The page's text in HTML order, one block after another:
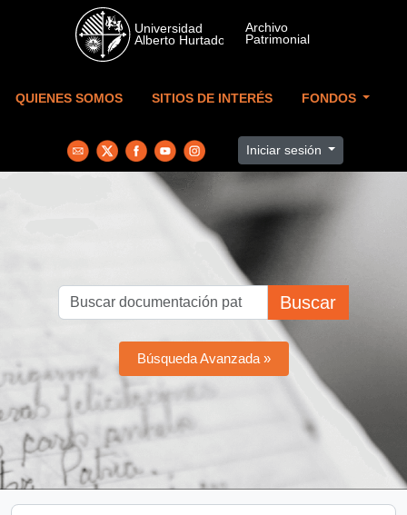
Skip to main content
QUIENES SOMOS SITIOS DE INTERÉS FONDOS
Iniciar sesión
Buscar
Búsqueda Avanzada »